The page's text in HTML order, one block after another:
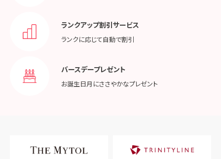
ランクアップ割引サービス
ランクに応じて自動で割引
バースデープレゼント
お誕生日月にささやかなプレゼント